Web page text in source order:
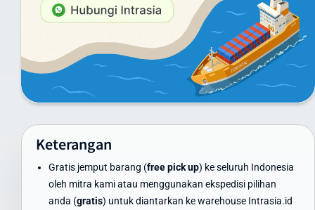
Minimum 100 kg: hubungi customer service untuk penawaran
Container FCL/LCL: tersedia penawaran khusus sesuai volume
dan berat
Harga di atas adalah estimasi dan dapat berubah. Untuk
website kami atau hubungi tim layanan pelanggan Intrasia.id.
Kami menawarkan skema volume discount - semakin besar volume
pengiriman, semakin ekonomis biaya per kilogramnya. Ini
menjadikan Intrasia.id pilihan tepat untuk cara kirim paket murah
ke Cyprus tanpa mengorbankan kualitas dan keamanan.
Keterangan
Gratis jemput barang (free pick up) ke seluruh Indonesia
oleh mitra kami atau menggunakan ekspedisi pilihan
anda (gratis) untuk diantarkan ke warehouse Intrasia.id